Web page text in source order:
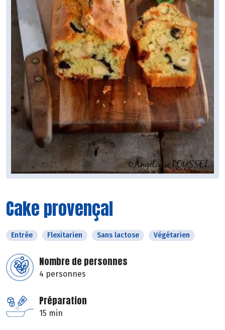
Cake provençal
Entrée Flexitarien Sans lactose Végétarien
Nombre de personnes
4 personnes
Préparation
15 min